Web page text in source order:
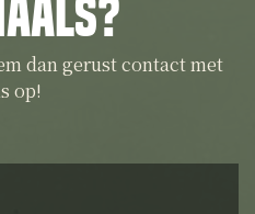
dan gerust contact met
op!